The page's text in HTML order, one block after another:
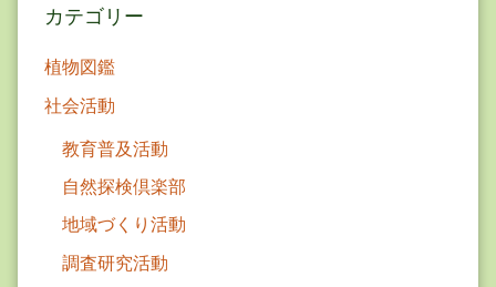
カテゴリー
植物図鑑
社会活動
教育普及活動
自然探検倶楽部
地域づくり活動
調査研究活動